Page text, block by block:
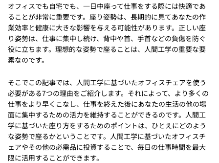
オフィスでも自宅でも、一日中座って仕事をする際には快適であ
ることが非常に重要です。座り姿勢は、長期的に見てあなたの作
業効率と健康に大きな影響を与える可能性があります。正しい座
り姿勢は、仕事に集中し続け、背中や首、手首などの負傷を防ぐ
役に立ちます。理想的な姿勢で座ることは、人間工学の重要な要
素なのです。
そこでこの記事では、人間工学に基づいたオフィスチェアを使う
必要がある7つの理由をご紹介します。それによって、より多くの
仕事をより早くこなし、仕事を終えた後にあなたの生活の他の場
面に集中するための活力を維持することができるのです。人間工
学に基づいた座り方をするためのポイントは、ひとえにどのよう
な姿勢で座るかということです。人間工学に基づいたオフィスチ
ェアやその他の必需品に投資することで、毎日の仕事時間を最大
限に活用することができます。